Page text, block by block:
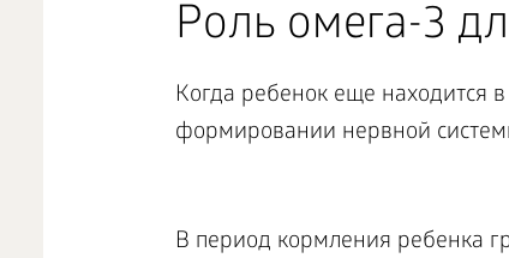
Роль омега-3
Когда ребенок еще находится
формировании нервной
В период кормления ребенка